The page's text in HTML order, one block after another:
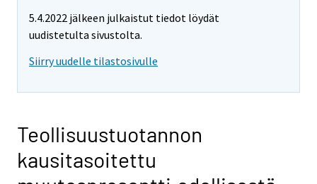
5.4.2022 jälkeen julkaistut tiedot löydät
uudistetulta sivustolta.
Siirry uudelle tilastosivulle
Teollisuustuotannon
kausitasoitettu